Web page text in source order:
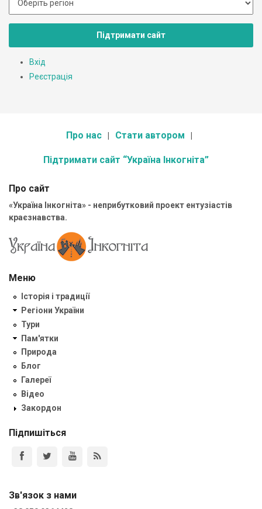
Підтримати сайт
Вхід
Реєстрація
Про нас Стати автором
Підтримати сайт “Україна Інкогніта”
Про сайт
«Україна Інкогніта» - неприбутковий проект ентузіастів
краєзнавства.
Меню
Історія і традиції
Регіони України
Тури
Пам'ятки
Природа
Блог
Галереї
Відео
Закордон
Підпишіться
Зв'язок з нами